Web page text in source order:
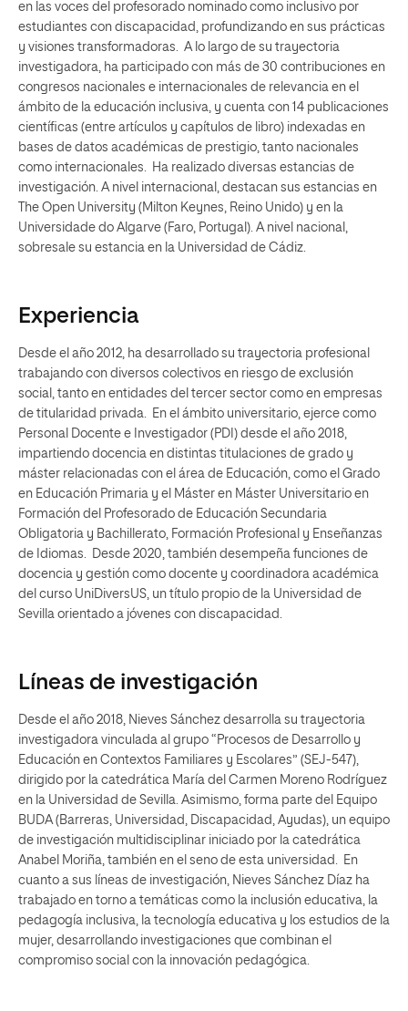
en las voces del profesorado nominado como inclusivo por
estudiantes con discapacidad, profundizando en sus prácticas
y visiones transformadoras. A lo largo de su trayectoria
investigadora, ha participado con más de 30 contribuciones en
congresos nacionales e internacionales de relevancia en el
ámbito de la educación inclusiva, y cuenta con 14 publicaciones
científicas (entre artículos y capítulos de libro) indexadas en
bases de datos académicas de prestigio, tanto nacionales
como internacionales. Ha realizado diversas estancias de
investigación. A nivel internacional, destacan sus estancias en
The Open University (Milton Keynes, Reino Unido) y en la
Universidade do Algarve (Faro, Portugal). A nivel nacional,
sobresale su estancia en la Universidad de Cádiz.
Experiencia
Desde el año 2012, ha desarrollado su trayectoria profesional
trabajando con diversos colectivos en riesgo de exclusión
social, tanto en entidades del tercer sector como en empresas
de titularidad privada. En el ámbito universitario, ejerce como
Personal Docente e Investigador (PDI) desde el año 2018,
impartiendo docencia en distintas titulaciones de grado y
máster relacionadas con el área de Educación, como el Grado
en Educación Primaria y el Máster en Máster Universitario en
Formación del Profesorado de Educación Secundaria
Obligatoria y Bachillerato, Formación Profesional y Enseñanzas
de Idiomas. Desde 2020, también desempeña funciones de
docencia y gestión como docente y coordinadora académica
del curso UniDiversUS, un título propio de la Universidad de
Sevilla orientado a jóvenes con discapacidad.
Líneas de investigación
Desde el año 2018, Nieves Sánchez desarrolla su trayectoria
investigadora vinculada al grupo “Procesos de Desarrollo y
Educación en Contextos Familiares y Escolares” (SEJ-547),
dirigido por la catedrática María del Carmen Moreno Rodríguez
en la Universidad de Sevilla. Asimismo, forma parte del Equipo
BUDA (Barreras, Universidad, Discapacidad, Ayudas), un equipo
de investigación multidisciplinar iniciado por la catedrática
Anabel Moriña, también en el seno de esta universidad. En
cuanto a sus líneas de investigación, Nieves Sánchez Díaz ha
trabajado en torno a temáticas como la inclusión educativa, la
pedagogía inclusiva, la tecnología educativa y los estudios de la
mujer, desarrollando investigaciones que combinan el
compromiso social con la innovación pedagógica.